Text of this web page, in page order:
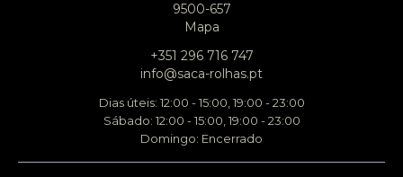
9500-657
Mapa
+351 296 716 747
info@saca-rolhas.pt
Dias úteis: 12:00 - 15:00, 19:00 - 23:00
Sábado: 12:00 - 15:00, 19:00 - 23:00
Domingo: Encerrado